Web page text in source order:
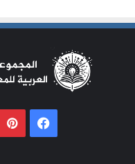
فيسبوك